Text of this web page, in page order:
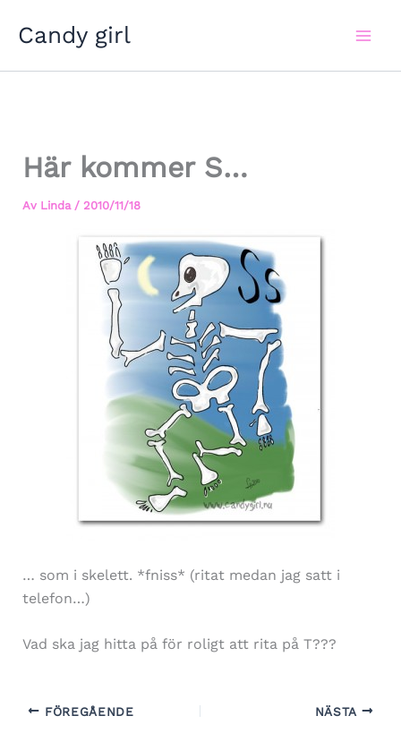
Candy girl
Här kommer S…
Av Linda / 2010/11/18
… som i skelett. *fniss* (ritat medan jag satt i
telefon…)
Vad ska jag hitta på för roligt att rita på T???
FÖREGÅENDE NÄSTA